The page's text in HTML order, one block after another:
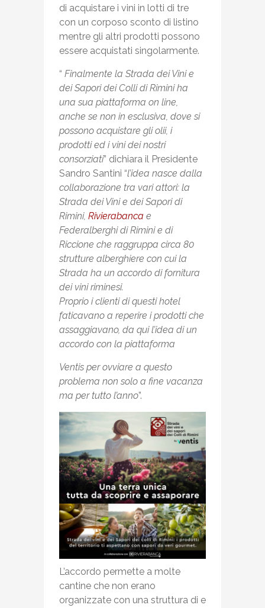
di acquistare i vini in lotti di tre
con un corposo sconto di listino
mentre gli altri prodotti possono
essere acquistati singolarmente.
“ Finalmente la Strada dei Vini e
dei Sapori dei Colli di Rimini ha
una sua piattaforma on line,
anche se non in esclusiva, dove si
possono acquistare gli olii, i
prodotti ed i vini dei nostri
consorziati” dichiara il Presidente
Sandro Santini “l’idea nasce dalla
collaborazione tra vari attori: la
Strada dei Vini e dei Sapori di
Rimini, Rivierabanca e
Federalberghi di Rimini e di
Riccione che raggruppa circa 80
strutture alberghiere con cui la
Strada ha un accordo di fornitura
dei vini riminesi.
Proprio i clienti di questi hotel
faticavano a reperire i prodotti che
assaggiavano, da qui l’idea di un
accordo con la piattaforma
Ventis per ovviare a questo
problema non solo a fine vacanza
ma per tutto l’anno”.
L’accordo permette a molte
cantine che non erano
organizzate con una struttura di e